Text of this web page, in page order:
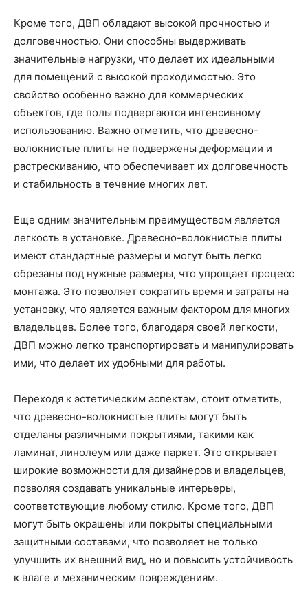
Кроме того, ДВП обладают высокой прочностью и
долговечностью. Они способны выдерживать
значительные нагрузки, что делает их идеальными
для помещений с высокой проходимостью. Это
свойство особенно важно для коммерческих
объектов, где полы подвергаются интенсивному
использованию. Важно отметить, что древесно-
волокнистые плиты не подвержены деформации и
растрескиванию, что обеспечивает их долговечность
и стабильность в течение многих лет.
Еще одним значительным преимуществом является
легкость в установке. Древесно-волокнистые плиты
имеют стандартные размеры и могут быть легко
обрезаны под нужные размеры, что упрощает процесс
монтажа. Это позволяет сократить время и затраты на
установку, что является важным фактором для многих
владельцев. Более того, благодаря своей легкости,
ДВП можно легко транспортировать и манипулировать
ими, что делает их удобными для работы.
Переходя к эстетическим аспектам, стоит отметить,
что древесно-волокнистые плиты могут быть
отделаны различными покрытиями, такими как
ламинат, линолеум или даже паркет. Это открывает
широкие возможности для дизайнеров и владельцев,
позволяя создавать уникальные интерьеры,
соответствующие любому стилю. Кроме того, ДВП
могут быть окрашены или покрыты специальными
защитными составами, что позволяет не только
улучшить их внешний вид, но и повысить устойчивость
к влаге и механическим повреждениям.